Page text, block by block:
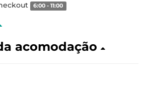
6:00 - 11:00
acomodação